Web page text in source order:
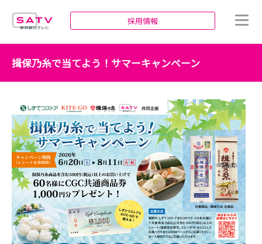
採用情報
揖保乃糸で当てよう！サマーキャンペーン